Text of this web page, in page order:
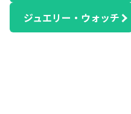
ジュエリー・ウォッチ